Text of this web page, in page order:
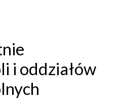
i oddziałów